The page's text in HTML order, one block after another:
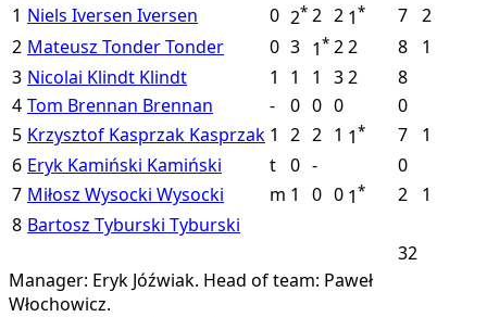
1 Niels Iversen Iversen 0 2* 2 2 1* 7 2
2 Mateusz TonderTonder 0 3 1* 22 8
1
3 Nicolai Klindt Klindt 1 1 1 32
8
4 Tom Brennan Brennan - 0 0 0
0
5 Krzysztof Kasprzak Kasprzak 1 2 2 1 1* 7
1
6 Eryk Kamiński Kamiński t 0 -
0
7 Miłosz Wysocki Wysocki m 1 0 0 1* 2
1
8 Bartosz Tyburski Tyburski
32
Manager: Eryk Jóźwiak. Head of team: Paweł
Włochowicz.